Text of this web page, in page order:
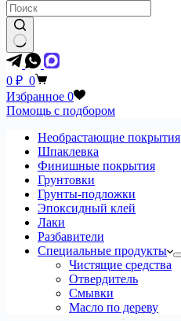
0 ₽ 0
Избранное 0
Помощь с подбором
Необрастающие покрытия
Шпаклевка
Финишные покрытия
Грунтовки
Грунты-подложки
Эпоксидный клей
Лаки
Разбавители
Специальные продукты
Чистящие средства
Отвердитель
Смывки
Масло по дереву